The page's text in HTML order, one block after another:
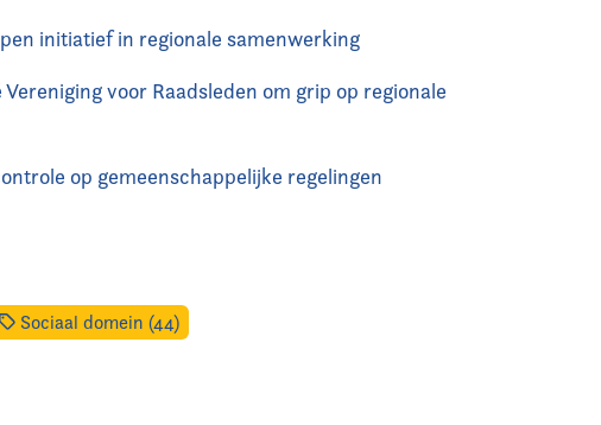
initiatief in regionale samenwerking
voor Raadsleden om grip op regionale
op gemeenschappelijke regelingen
Sociaal domein (44)